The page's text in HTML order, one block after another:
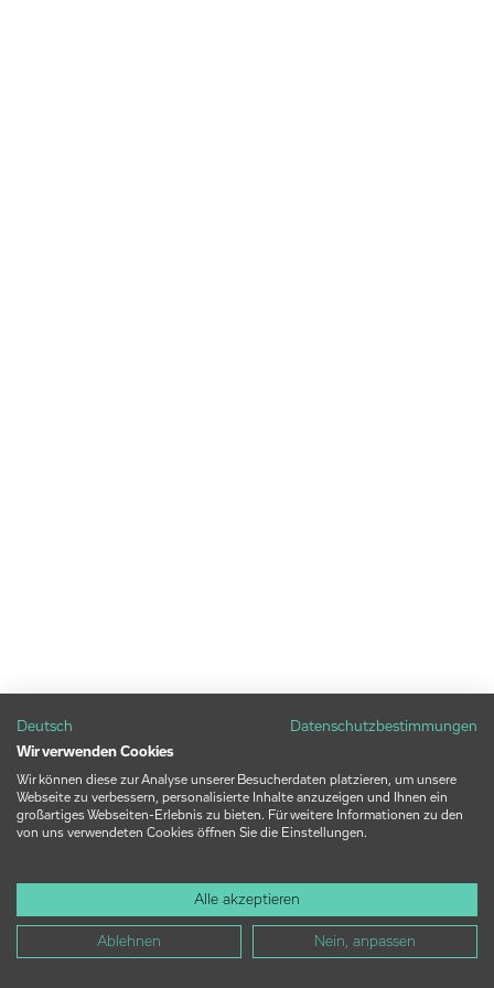
Deutsch
Datenschutzbestimmungen
Wir verwenden Cookies
Wir können diese zur Analyse unserer Besucherdaten platzieren, um unsere
Webseite zu verbessern, personalisierte Inhalte anzuzeigen und Ihnen ein
großartiges Webseiten-Erlebnis zu bieten. Für weitere Informationen zu den
von uns verwendeten Cookies öffnen Sie die Einstellungen.
Alle akzeptieren
Ablehnen Nein, anpassen